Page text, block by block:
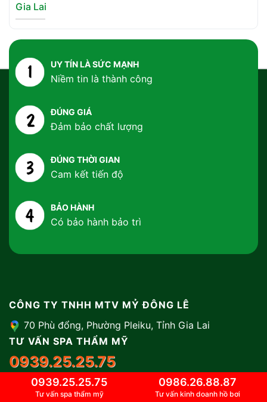
Gia Lai
UY TÍN LÀ SỨC MẠNH
Niềm tin là thành công
ĐÚNG GIÁ
Đảm bảo chất lượng
ĐÚNG THỜI GIAN
Cam kết tiến độ
BẢO HÀNH
Có bảo hành bảo trì
CÔNG TY TNHH MTV MỶ ĐÔNG LÊ
70 Phù đổng, Phường Pleiku, Tỉnh Gia Lai
TƯ VẤN SPA THẨM MỸ
0939.25.25.75
TƯ VẤN KINH DOANH HỒ BƠI
0939.25.25.75
Tư vấn spa thẩm mỹ
0986.26.88.87
Tư vấn kinh doanh hồ bơi